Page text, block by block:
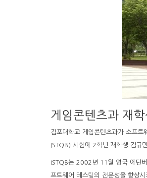
게임콘텐츠과 재
김포대학교 게임콘텐츠과가 소프
ISTQB) 시험에 2학년 재학생 김규
ISTQB는 2002년 11월 영국 에딘
프트웨어 테스팅의 전문성을 향상